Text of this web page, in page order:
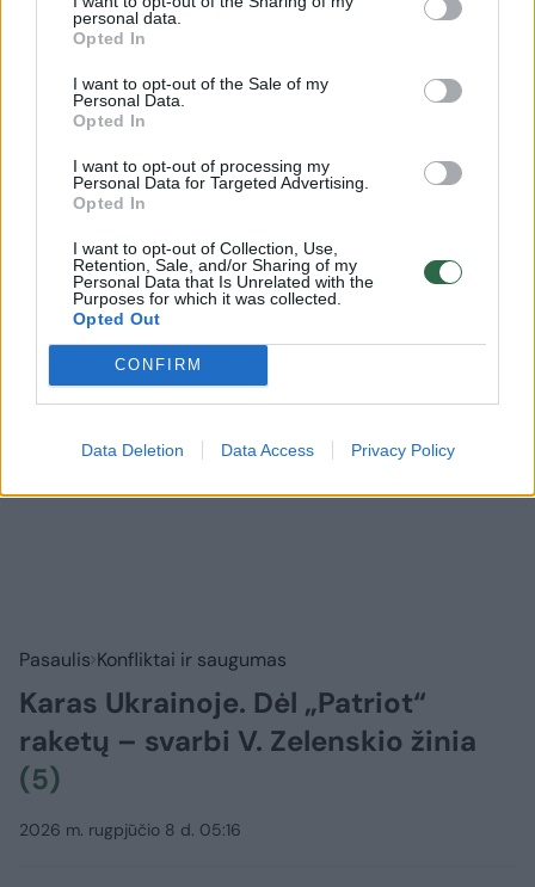
personal data.
Opted In
I want to opt-out of the Sale of my
Personal Data.
Opted In
I want to opt-out of processing my
Personal Data for Targeted Advertising.
Opted In
I want to opt-out of Collection, Use,
Retention, Sale, and/or Sharing of my
Personal Data that Is Unrelated with the
Purposes for which it was collected.
Opted Out
CONFIRM
Data Deletion Data Access Privacy Policy
Komentuoti gali tik Lrytas registruoti vartotojai.
Prisijunkite prie registruotų vartotojų
bendruomenės ir bendraukite komentaruose!
Rodyti komentarus
Pasaulis Konfliktai ir saugumas
Karas Ukrainoje. Dėl „Patriot“
raketų – svarbi V. Zelenskio žinia
(5)
2026 m. rugpjūčio 8 d. 05:16